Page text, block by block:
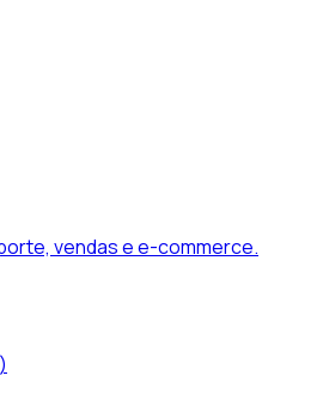
vendas e e-commerce.